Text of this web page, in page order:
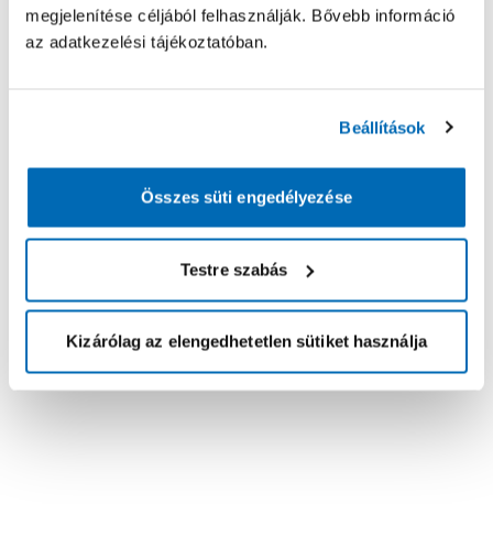
megjelenítése céljából felhasználják. Bővebb információ
az adatkezelési tájékoztatóban.
Beállítások
Összes süti engedélyezése
Testre szabás
Kizárólag az elengedhetetlen sütiket használja